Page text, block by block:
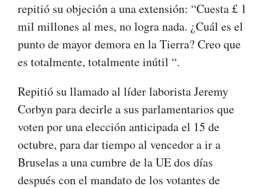
repitió su objeción a una extensión: “Cuesta £ 1
mil millones al mes, no logra nada. ¿Cuál es el
punto de mayor demora en la Tierra? Creo que
es totalmente, totalmente inútil “.
Repitió su llamado al líder laborista Jeremy
Corbyn para decirle a sus parlamentarios que
voten por una elección anticipada el 15 de
octubre, para dar tiempo al vencedor a ir a
Bruselas a una cumbre de la UE dos días
después con el mandato de los votantes de